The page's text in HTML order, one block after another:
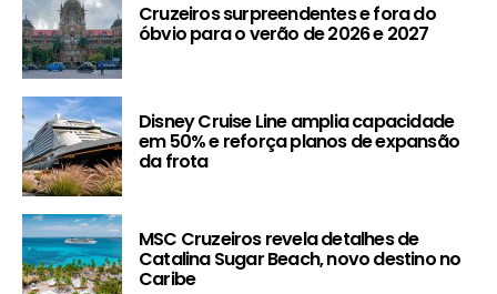
Cruzeiros surpreendentes e fora do
óbvio para o verão de 2026 e 2027
Disney Cruise Line amplia capacidade
em 50% e reforça planos de expansão
da frota
MSC Cruzeiros revela detalhes de
Catalina Sugar Beach, novo destino no
Caribe